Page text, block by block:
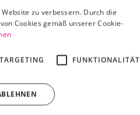
zu verbessern. Durch die
Cookies gemäß unserer Cookie-
TARGETING FUNKTIONALITÄT